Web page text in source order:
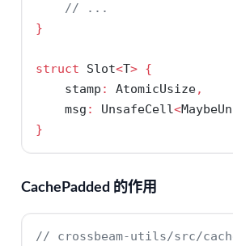
// ...
}
struct Slot<T> {
    stamp
: AtomicUsize,
    msg
: UnsafeCell<
}
CachePadded 的作用
// crossbeam-utils/src/